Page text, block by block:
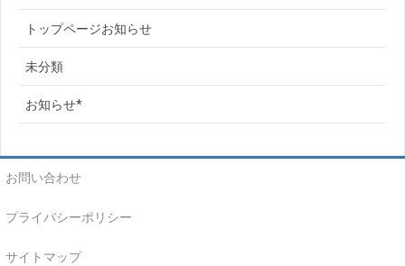
トップページお知らせ
未分類
お知らせ*
お問い合わせ
プライバシーポリシー
サイトマップ